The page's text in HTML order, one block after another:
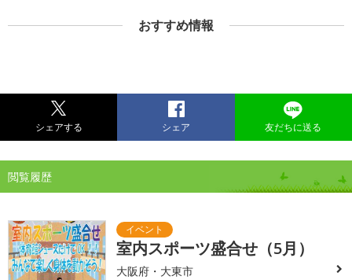
おすすめ情報
シェアする シェア 友だちに送る
閲覧履歴
室内スポーツ盛合せ（5月）
大阪府・大東市